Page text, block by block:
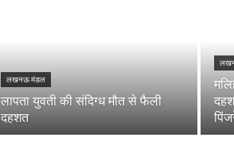
लखनऊ मंडल
लापता युवती की संदिग्ध मौत से फैली
दहशत